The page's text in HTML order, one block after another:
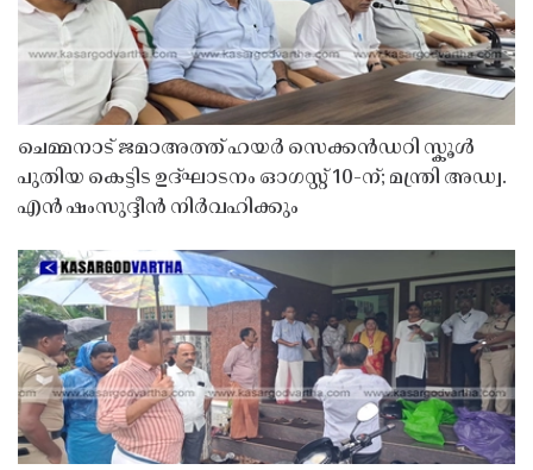
ചെമ്മനാട് ജമാഅത്ത് ഹയർ സെക്കൻഡറി സ്കൂൾ
പുതിയ കെട്ടിട ഉദ്ഘാടനം ഓഗസ്റ്റ് 10-ന്; മന്ത്രി അഡ്വ.
എൻ ഷംസുദ്ദീൻ നിർവഹിക്കും